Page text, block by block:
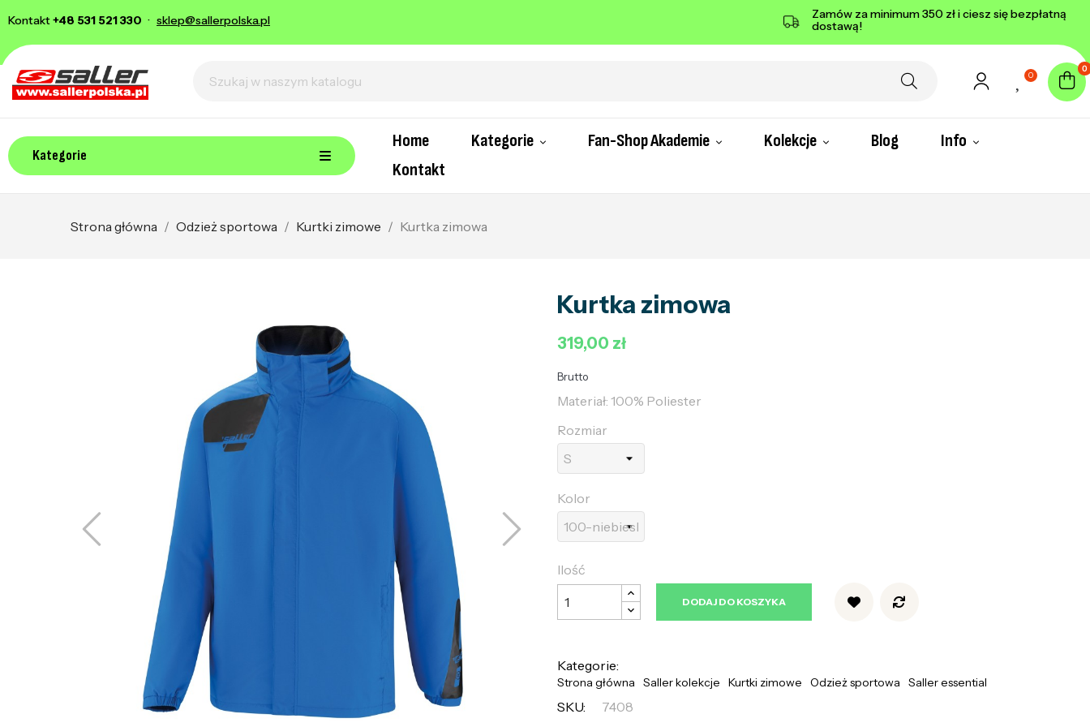
Kontakt+48 531 521 330 · sklep@sallerpolska.pl
Zamów za minimum 350 zł i ciesz się bezpłatną
dostawą!
0
0
Kategorie
Home Kategorie Fan-Shop Akademie Kolekcje Blog
Info
Kontakt
Strona główna Odzież sportowa Kurtki zimowe Kurtka zimowa
Kurtka zimowa
319,00 zł
Brutto
Materiał: 100% Poliester
Rozmiar
Kolor
Ilość
DODAJ DO KOSZYKA
Kategorie:
Strona główna Saller kolekcje Kurtki zimowe Odzież sportowa Saller essential
SKU: 7408